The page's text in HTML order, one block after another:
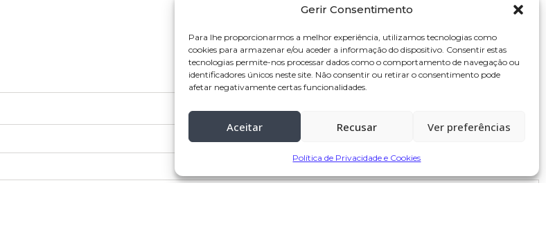
Gerir Consentimento
Para lhe proporcionarmos a melhor experiência, utilizamos tecnologias como
cookies para armazenar e/ou aceder a informação do dispositivo. Consentir estas
tecnologias permite-nos processar dados como o comportamento de navegação ou
identificadores únicos neste site. Não consentir ou retirar o consentimento pode
afetar negativamente certas funcionalidades.
Aceitar Recusar Ver preferências
Política de Privacidade e Cookies